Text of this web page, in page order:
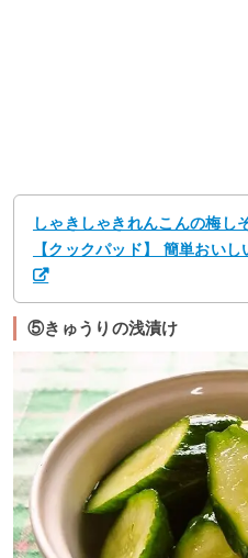
しゃきしゃきれんこんの梅し
【クックパッド】 簡単おい
⑤きゅうりの浅漬け